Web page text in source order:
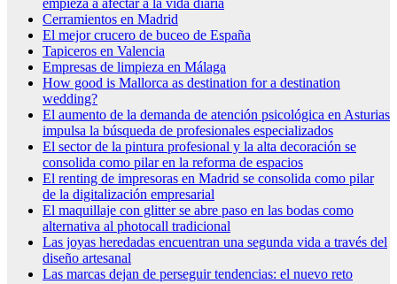
empieza a afectar a la vida diaria
Cerramientos en Madrid
El mejor crucero de buceo de España
Tapiceros en Valencia
Empresas de limpieza en Málaga
How good is Mallorca as destination for a destination
wedding?
El aumento de la demanda de atención psicológica en Asturias
impulsa la búsqueda de profesionales especializados
El sector de la pintura profesional y la alta decoración se
consolida como pilar en la reforma de espacios
El renting de impresoras en Madrid se consolida como pilar
de la digitalización empresarial
El maquillaje con glitter se abre paso en las bodas como
alternativa al photocall tradicional
Las joyas heredadas encuentran una segunda vida a través del
diseño artesanal
Las marcas dejan de perseguir tendencias: el nuevo reto